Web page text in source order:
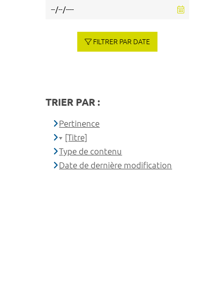
FILTRER PAR DATE
TRIER PAR :
Pertinence
[Titre]
Type de contenu
Date de dernière modification